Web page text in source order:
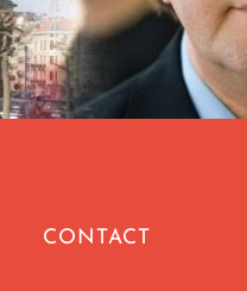
CONTACT